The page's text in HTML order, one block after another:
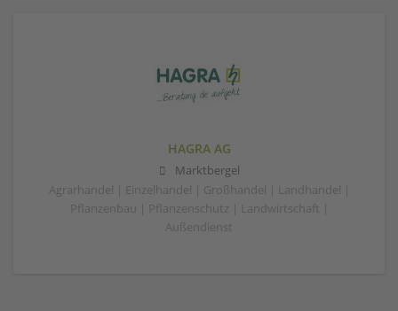
HAGRA AG
Marktbergel
Agrarhandel | Einzelhandel | Großhandel | Landhandel |
Pflanzenbau | Pflanzenschutz | Landwirtschaft |
Außendienst